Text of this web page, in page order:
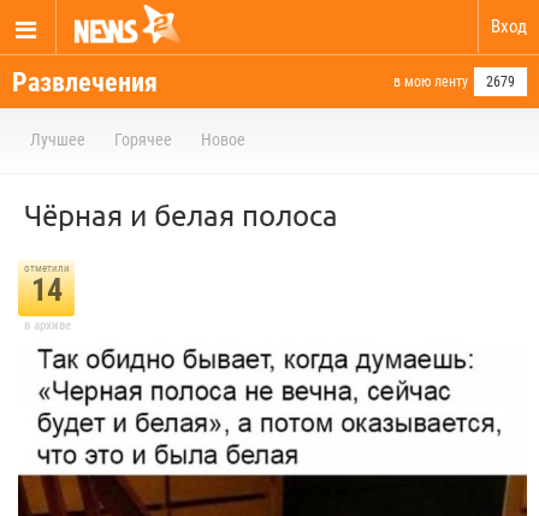
Вход
Развлечения в мою ленту 2679
Лучшее Горячее Новое
Чёрная и белая полоса
отметили
14
в архиве